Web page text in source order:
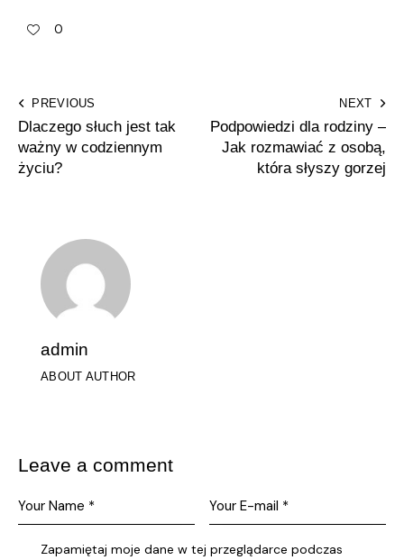
0
PREVIOUS
Dlaczego słuch jest tak
ważny w codziennym
życiu?
NEXT
Podpowiedzi dla rodziny –
Jak rozmawiać z osobą,
która słyszy gorzej
admin
ABOUT AUTHOR
Leave a comment
Zapamiętaj moje dane w tej przeglądarce podczas